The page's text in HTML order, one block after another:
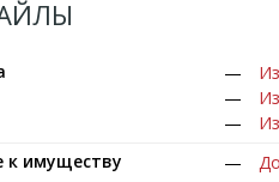
к имуществу